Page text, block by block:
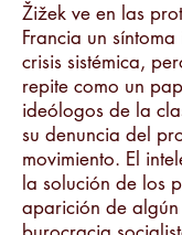
Žižek ve en las
Francia un
crisis sistémica,
repite como un
ideólogos de la
su denuncia del
movimiento. El
la solución de los
aparición de